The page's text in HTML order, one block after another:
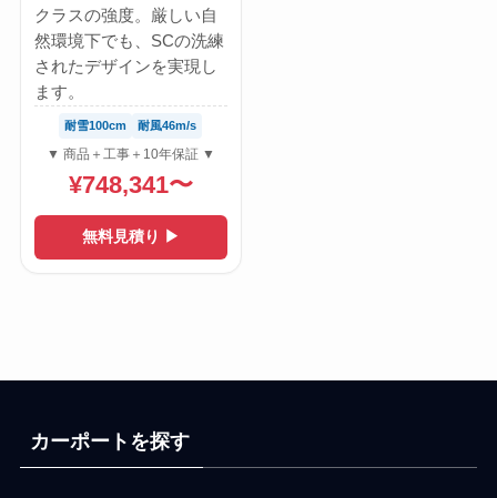
クラスの強度。厳しい自
然環境下でも、SCの洗練
されたデザインを実現し
ます。
耐雪100cm 耐風46m/s
▼ 商品＋工事＋10年保証 ▼
¥748,341〜
無料見積り ▶
カーポートを探す